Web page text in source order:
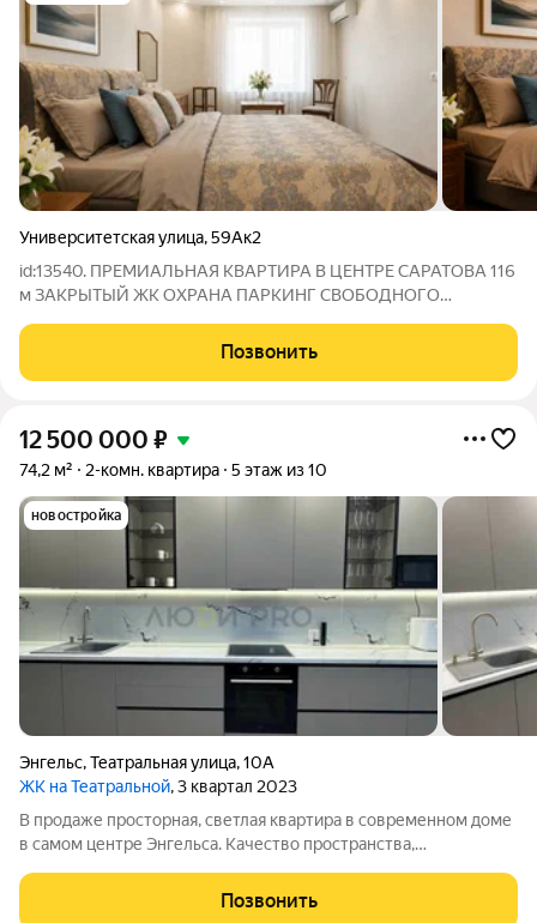
Университетская улица,59Ак2
id:13540. ПРЕМИАЛЬНАЯ КВАРТИРА В ЦЕНТРЕ САРАТОВА 116
м ЗАКРЫТЫЙ ЖК ОХРАНА ПАРКИНГ СВОБОДНОГО
для тех, кто ценит комфорт, безопасность и престижное
окружение. Закрытый жилой комплекс с охраной,
Позвонить
12 500 000 ₽
74,2 м² 2-комн. квартира 5 этаж из 10
новостройка
Энгельс,Театральная улица,10А
ЖК на Театральной, 3 квартал 2023
В продаже просторная, светлая квартира в современном доме
в самом центре Энгельса. Качество пространства,
Большая кухня площадью 18,5 квадратных метров,
полноценное пространство, где приятно
Позвонить